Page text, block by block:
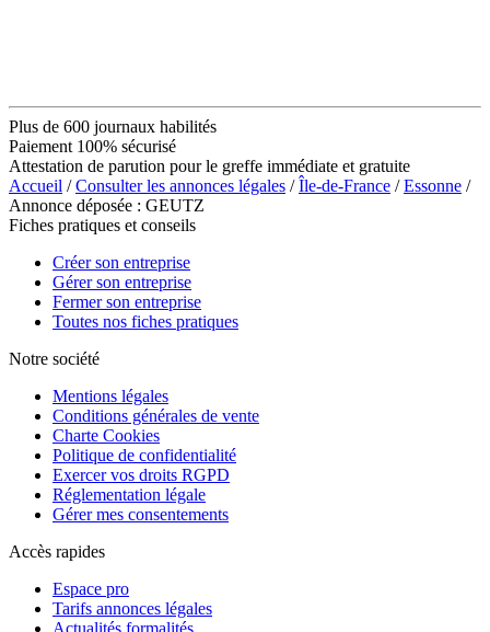
Plus de 600 journaux habilités
Paiement 100% sécurisé
Attestation de parution pour le greffe immédiate et gratuite
Accueil /Consulter les annonces légales /Île-de-France /Essonne /
Annonce déposée : GEUTZ
Fiches pratiques et conseils
Créer son entreprise
Gérer son entreprise
Fermer son entreprise
Toutes nos fiches pratiques
Notre société
Mentions légales
Conditions générales de vente
Charte Cookies
Politique de confidentialité
Exercer vos droits RGPD
Réglementation légale
Gérer mes consentements
Accès rapides
Espace pro
Tarifs annonces légales
Actualités formalités